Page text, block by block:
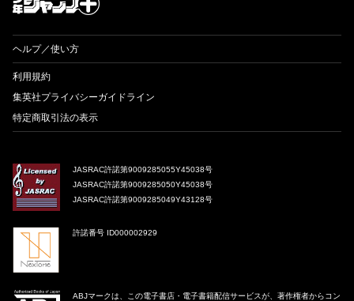
ヘルプ／使い方
利用規約
集英社プライバシーガイドライン
特定商取引法の表示
JASRAC許諾第9009285055Y45038号
JASRAC許諾第9009285050Y45038号
JASRAC許諾第9009285049Y43128号
許諾番号 ID000002929
ABJマークは、この電子書店・電子書籍配信サービスが、著作権者からコン